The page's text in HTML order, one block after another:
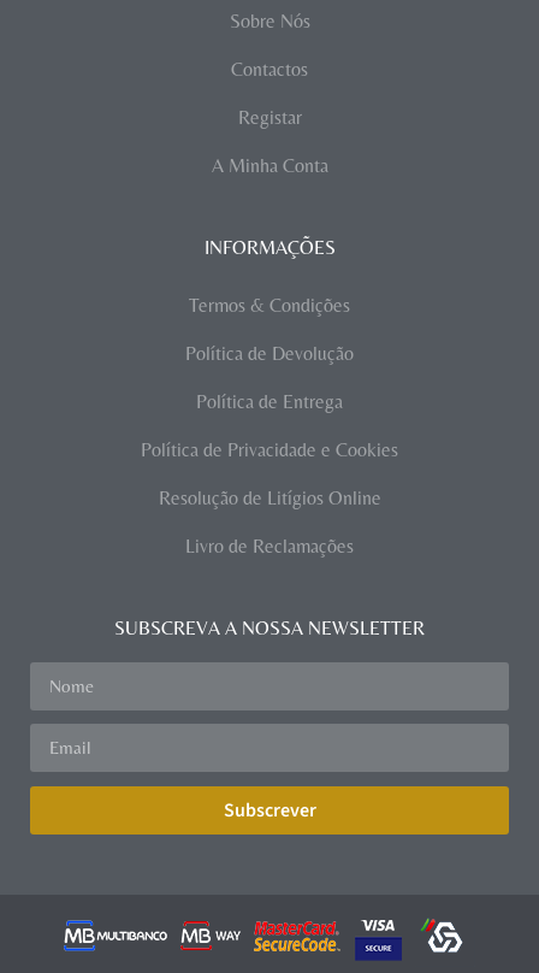
Sobre Nós
Contactos
Registar
A Minha Conta
INFORMAÇÕES
Termos & Condições
Política de Devolução
Política de Entrega
Política de Privacidade e Cookies
Resolução de Litígios Online
Livro de Reclamações
SUBSCREVA A NOSSA NEWSLETTER
Subscrever